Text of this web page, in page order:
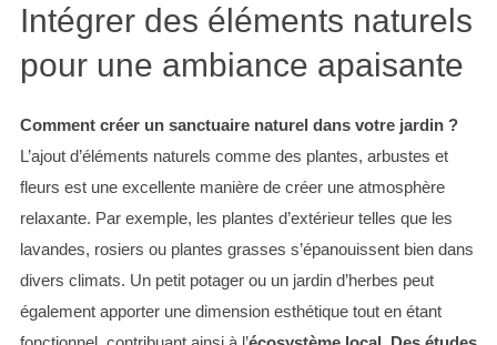
Intégrer des éléments naturels
pour une ambiance apaisante
Comment créer un sanctuaire naturel dans votre jardin ?
L’ajout d’éléments naturels comme des plantes, arbustes et
fleurs est une excellente manière de créer une atmosphère
relaxante. Par exemple, les plantes d’extérieur telles que les
lavandes, rosiers ou plantes grasses s’épanouissent bien dans
divers climats. Un petit potager ou un jardin d’herbes peut
également apporter une dimension esthétique tout en étant